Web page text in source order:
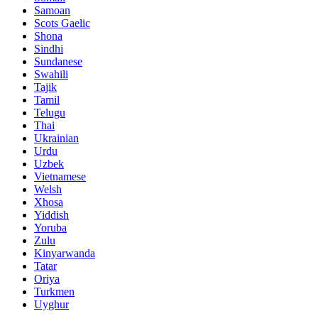
Samoan
Scots Gaelic
Shona
Sindhi
Sundanese
Swahili
Tajik
Tamil
Telugu
Thai
Ukrainian
Urdu
Uzbek
Vietnamese
Welsh
Xhosa
Yiddish
Yoruba
Zulu
Kinyarwanda
Tatar
Oriya
Turkmen
Uyghur